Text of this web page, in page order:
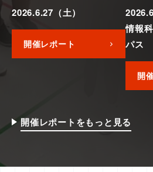
2026.6.27（土）
開催レポート
情報
パス
開
開催レポートをもっと見る